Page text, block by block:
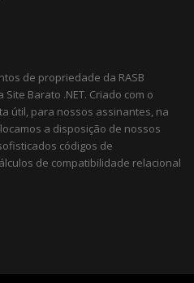
de propriedade da RASB
Barato .NET. Criado com o
útil, para nossos assinantes, na
a disposição de nossos
códigos de
de compatibilidade relacional